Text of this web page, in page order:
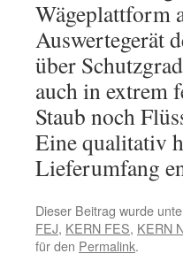
Wägeplattform
Auswertegerät
über
auch in extrem
Staub noch
Eine qualitativ
Lieferumfang
Dieser Beitrag wurde
FEJ, KERN FES, KERN
für den Permalink.